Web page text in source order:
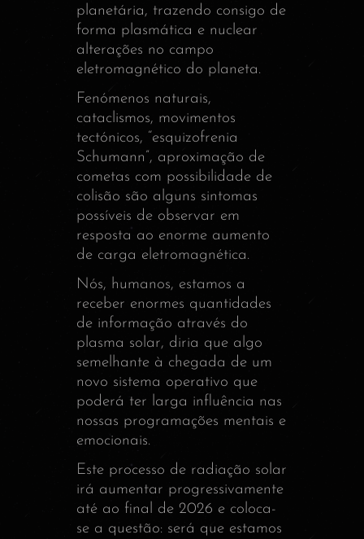
planetária, trazendo consigo de
forma plasmática e nuclear
alterações no campo
eletromagnético do planeta.
Fenómenos naturais,
cataclismos, movimentos
tectónicos, “esquizofrenia
Schumann”, aproximação de
cometas com possibilidade de
colisão são alguns sintomas
possíveis de observar em
resposta ao enorme aumento
de carga eletromagnética.
Nós, humanos, estamos a
receber enormes quantidades
de informação através do
plasma solar, diria que algo
semelhante à chegada de um
novo sistema operativo que
poderá ter larga influência nas
nossas programações mentais e
emocionais.
Este processo de radiação solar
irá aumentar progressivamente
até ao final de 2026 e coloca-
se a questão: será que estamos